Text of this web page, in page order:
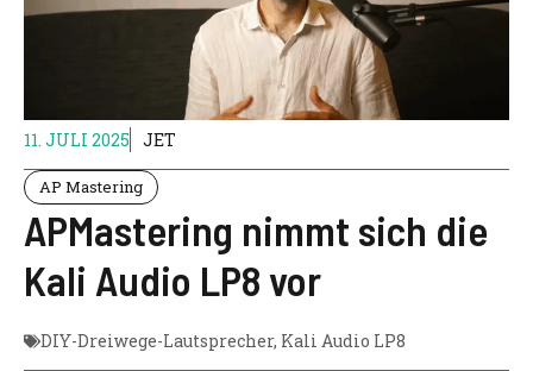
11. JULI 2025 JET
AP Mastering
APMastering nimmt sich die
Kali Audio LP8 vor
DIY-Dreiwege-Lautsprecher, Kali Audio LP8